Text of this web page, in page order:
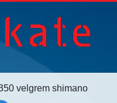
velgrem shimano